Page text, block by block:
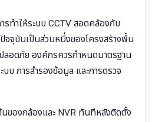
ทำให้ระบบ CCTV สอดคล้องกับ
จจุบันเป็นส่วนหนึ่งของโครงสร้างพื้น
ลอดภัย องค์กรควรกำหนดมาตรฐาน
บบ การสำรองข้อมูล และการตรวจ
นของกล้องและ NVR ทันทีหลังติดตั้ง